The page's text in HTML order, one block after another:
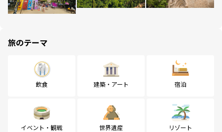
旅のテーマ
飲食 建築・アート 宿泊
イベント・観戦 世界遺産 リゾート